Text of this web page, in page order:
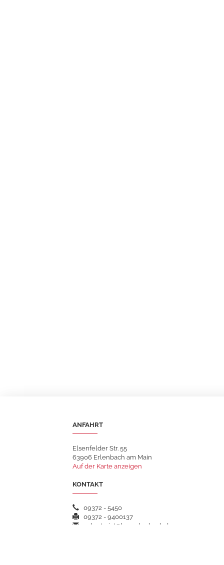
ANFAHRT
Elsenfelder Str. 55
63906 Erlenbach am Main
Auf der Karte anzeigen
KONTAKT
09372 - 5450
09372 - 9400137
sekretariat@hsgerlenbach.de